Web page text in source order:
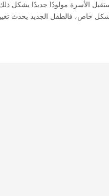
الأسرة مولودًا جديدًا يشكل
خاص، فالطفل الجديد يحدث